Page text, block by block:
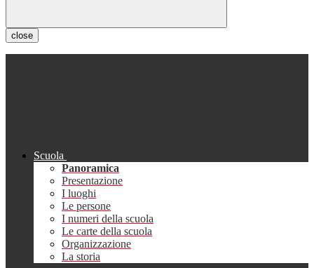
close
Scuola
Panoramica
Presentazione
I luoghi
Le persone
I numeri della scuola
Le carte della scuola
Organizzazione
La storia